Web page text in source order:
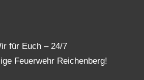
für Euch – 24/7
Feuerwehr Reichenberg!